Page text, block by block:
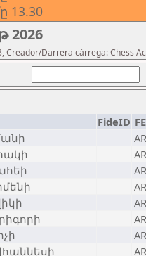
13.30
2026
Creador/Darrera càrrega: Chess
FideID